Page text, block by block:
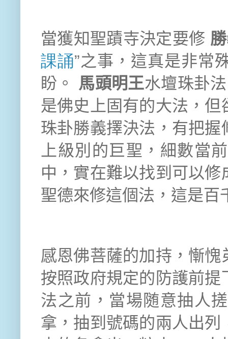
當獲知聖蹟寺決定要修
課誦”之事，這真是非常
盼。
馬頭明王水壇珠卦
是佛史上固有的大法，
珠卦勝義擇決法，有把
上級別的巨聖，細數當
中，實在難以找到可以
聖德來修這個法，這是百
感恩佛菩薩的加持，慚
按照政府規定的防護前
法之前，當場随意抽人
拿，抽到號碼的兩人出